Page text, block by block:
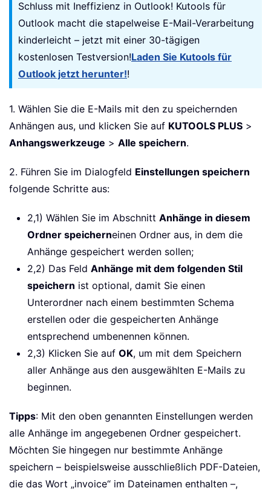
Schluss mit Ineffizienz in Outlook! Kutools für
Outlook macht die stapelweise E-Mail-Verarbeitung
kinderleicht – jetzt mit einer 30-tägigen
kostenlosen Testversion!Laden Sie Kutools für
Outlook jetzt herunter!!
1. Wählen Sie die E-Mails mit den zu speichernden
Anhängen aus, und klicken Sie auf KUTOOLS PLUS >
Anhangswerkzeuge > Alle speichern.
2. Führen Sie im Dialogfeld Einstellungen speichern
folgende Schritte aus:
2,1) Wählen Sie im Abschnitt Anhänge in diesem
Ordner speicherneinen Ordner aus, in dem die
Anhänge gespeichert werden sollen;
2,2) Das Feld Anhänge mit dem folgenden Stil
speichern ist optional, damit Sie einen
Unterordner nach einem bestimmten Schema
erstellen oder die gespeicherten Anhänge
entsprechend umbenennen können.
2,3) Klicken Sie auf OK, um mit dem Speichern
aller Anhänge aus den ausgewählten E-Mails zu
beginnen.
Tipps: Mit den oben genannten Einstellungen werden
alle Anhänge im angegebenen Ordner gespeichert.
Möchten Sie hingegen nur bestimmte Anhänge
speichern – beispielsweise ausschließlich PDF-Dateien,
die das Wort „invoice“ im Dateinamen enthalten –,